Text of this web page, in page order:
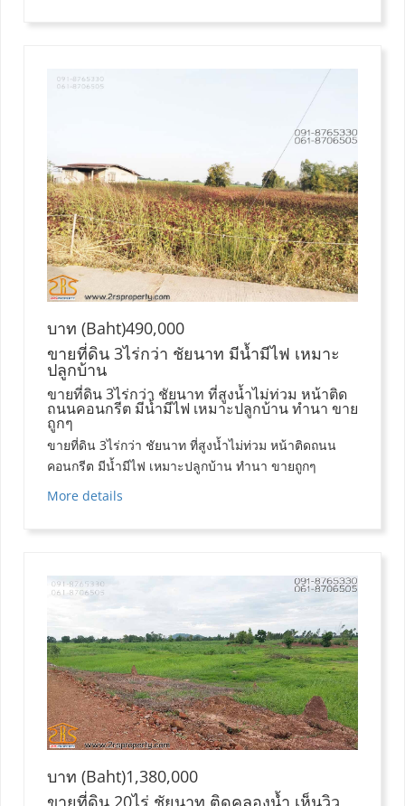
บาท (Baht)490,000
ขายที่ดิน 3ไร่กว่า ชัยนาท มีน้ำมีไฟ เหมาะ
ปลูกบ้าน
ขายที่ดิน 3ไร่กว่า ชัยนาท ที่สูงน้ำไม่ท่วม หน้าติด
ถนนคอนกรีต มีน้ำมีไฟ เหมาะปลูกบ้าน ทำนา ขาย
ถูกๆ
ขายที่ดิน 3ไร่กว่า ชัยนาท ที่สูงน้ำไม่ท่วม หน้าติดถนน
คอนกรีต มีน้ำมีไฟ เหมาะปลูกบ้าน ทำนา ขายถูกๆ
More details
บาท (Baht)1,380,000
ขายที่ดิน 20ไร่ ชัยนาท ติดคลองน้ำ เห็นวิว